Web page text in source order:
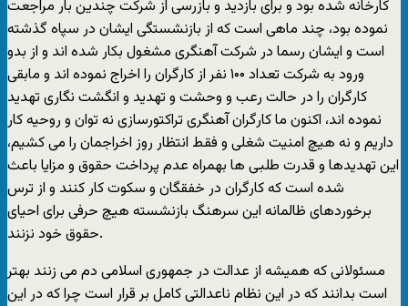
کارخانه شده بود و برای بازدید و بازرسی از شرکت چندین بار مراجعت
نموده بود، چند ماهی است که از بازنشستگی ایشان در سپاه گذشته
است و ایشان رسما در شرکت آهنگری مشغول بکار شده اند و از بدو
ورود به شرکت تعداد ۱۰۰ نفر از کارگران را اخراج نموده اند و مابقی
کارگران را در حالت رعب و وحشت و تهدید و انگشت نگاری تهدید
نموده اند، اکنون ما کارگران آهنگری تراکتورسازی نه توان و روحیه کار
داریم و نه هیچ امنیت شغلی و فقط انتظار روز اخراجمان را می کشیم،
این تهدیدها و قدرت طلبی ها بهمراه عدم پرداخت حقوق و مزایا باعث
شده است که کارگران در خفقگان و سکوت کار کنند و از ترس
برخوردهای ظالمانه این سرهنگ بازنشسته هیچ حرفی برای احیای
حقوق خود نزنند.
مسئولانی که همیشه از عدالت در جمهوری اسلامی دم می زنند بهتر
است بدانند که در این نظام ناعدالتی کامل بر قرار است چرا که در این